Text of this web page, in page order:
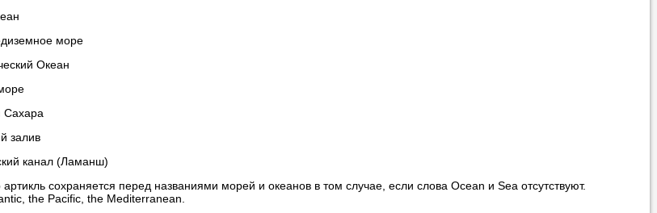
море
Океан
Сахара
залив
канал (Ламанш)
сохраняется перед названиями морей и океанов в том случае, если слова Ocean и Sea отсутствуют.
the Pacific, the Mediterranean.